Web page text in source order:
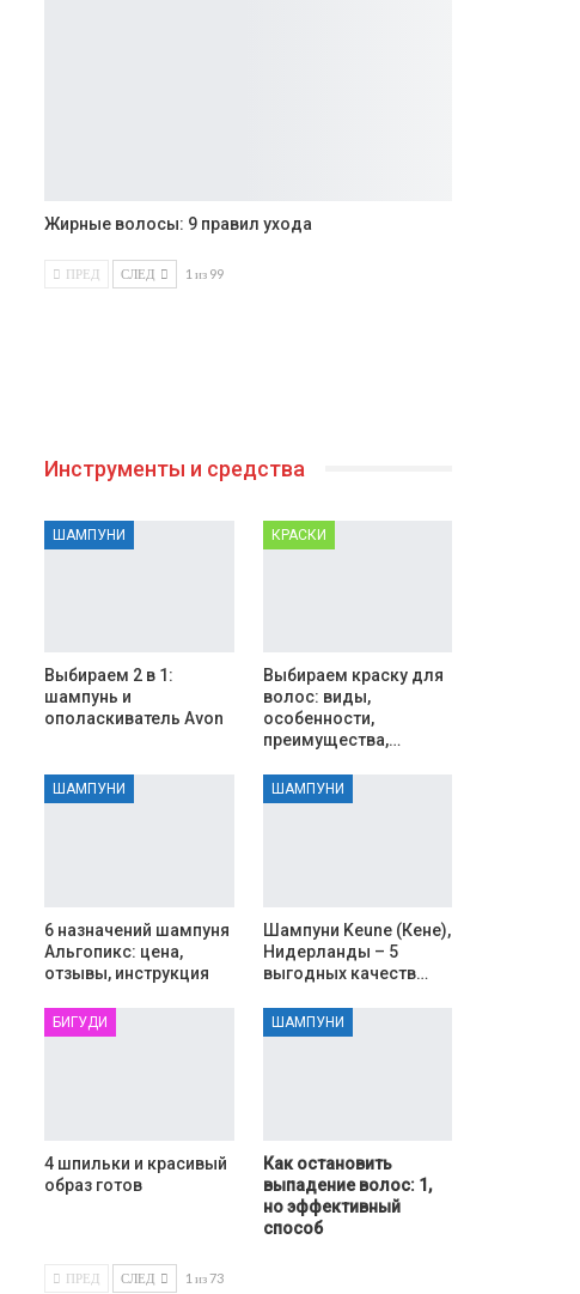
Жирные волосы: 9 правил ухода
ПРЕД СЛЕД 1 из 99
Инструменты и средства
ШАМПУНИ
Выбираем 2 в 1:
шампунь и
ополаскиватель Avon
КРАСКИ
Выбираем краску для
волос: виды,
особенности,
преимущества,…
ШАМПУНИ
6 назначений шампуня
Альгопикс: цена,
отзывы, инструкция
ШАМПУНИ
Шампуни Keune (Кене),
Нидерланды – 5
выгодных качеств…
БИГУДИ
4 шпильки и красивый
образ готов
ШАМПУНИ
Как остановить
выпадение волос: 1,
но эффективный
способ
ПРЕД СЛЕД 1 из 73